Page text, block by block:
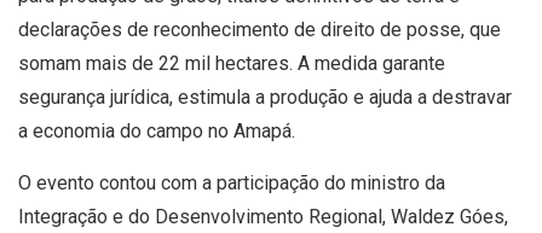
declarações de reconhecimento de direito de posse, que
somam mais de 22 mil hectares. A medida garante
segurança jurídica, estimula a produção e ajuda a destravar
a economia do campo no Amapá.
O evento contou com a participação do ministro da
Integração e do Desenvolvimento Regional, Waldez Góes,